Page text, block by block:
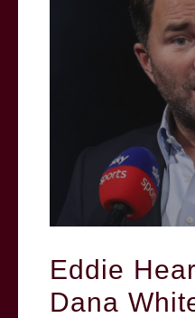
Eddie
Dana